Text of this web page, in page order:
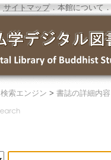
サイトマップ．本館について ．
検索エンジン > 書誌の詳細内容